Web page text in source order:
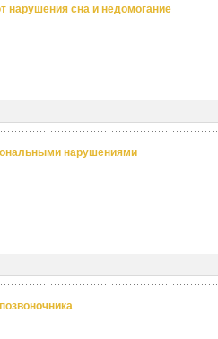
сна и недомогание
нарушениями